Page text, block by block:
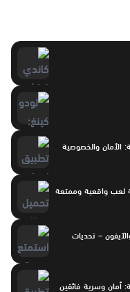
الأمان والخصوصية
لعب واقعية وممتعة
جارك 2 للأندرويد والآيفون – تحديات
أمان وسرية فائقين